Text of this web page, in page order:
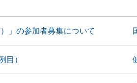
」の参加者募集について
目）